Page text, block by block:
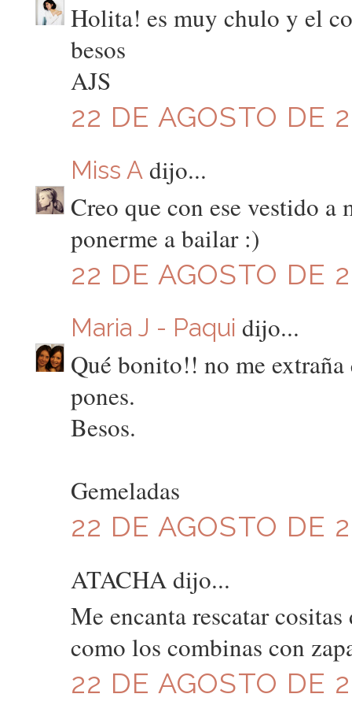
Holita! es muy chulo y el
besos
AJS
22 DE AGOSTO DE
Miss Adijo...
Creo que con ese vestido a
ponerme a bailar :)
22 DE AGOSTO DE
Maria J - Paqui dijo...
Qué bonito!! no me
pones.
Besos.
Gemeladas
22 DE AGOSTO DE
ATACHA dijo...
Me encanta rescatar
como los combinas con
22 DE AGOSTO DE